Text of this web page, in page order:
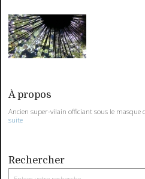
À propos
Ancien super-vilain officiant sous le masque
suite
Rechercher